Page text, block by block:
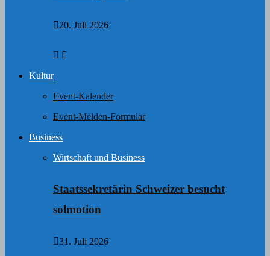
20. Juli 2026
Kultur
Event-Kalender
Event-Melden-Formular
Business
Wirtschaft und Business
Staatssekretärin Schweizer besucht
solmotion
31. Juli 2026